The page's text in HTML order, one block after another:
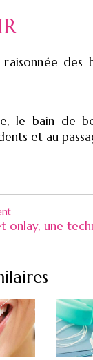
des
le bain de
et au